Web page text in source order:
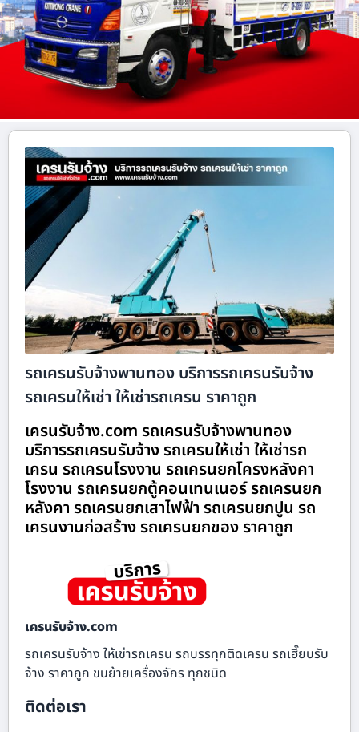
รถเครนรับจ้างพานทอง บริการรถเครนรับจ้าง
รถเครนให้เช่า ให้เช่ารถเครน ราคาถูก
เครนรับจ้าง.com รถเครนรับจ้างพานทอง
บริการรถเครนรับจ้าง รถเครนให้เช่า ให้เช่ารถ
เครน รถเครนโรงงาน รถเครนยกโครงหลังคา
โรงงาน รถเครนยกตู้คอนเทนเนอร์ รถเครนยก
หลังคา รถเครนยกเสาไฟฟ้า รถเครนยกปูน รถ
เครนงานก่อสร้าง รถเครนยกของ ราคาถูก
เครนรับจ้าง.com
รถเครนรับจ้าง ให้เช่ารถเครน รถบรรทุกติดเครน รถเฮี๊ยบรับ
จ้าง ราคาถูก ขนย้ายเครื่องจักร ทุกชนิด
ติดต่อเรา